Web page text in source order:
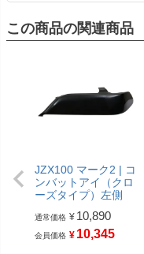
この商品の関連商品
JZX100 マーク2 | コ
ンバットアイ（クロ
ーズタイプ）左側
通常価格 ¥ 10,890
会員価格 ¥ 10,345